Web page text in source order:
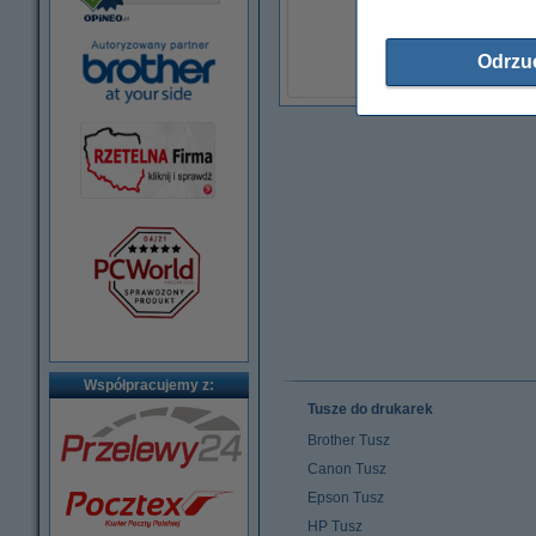
Współpracujemy z:
Tusze do drukarek
Brother Tusz
Canon Tusz
Epson Tusz
HP Tusz